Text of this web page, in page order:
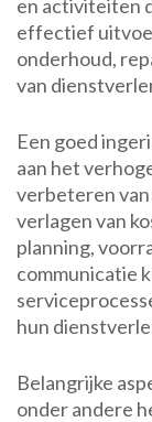
en activiteiten
effectief
onderhoud,
van
Een goed
aan het
verbeteren
verlagen van
planning,
communicatie
hun
Belangrijke
onder andere